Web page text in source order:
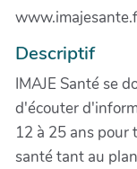
Descriptif
IMAJE Santé se
d'écouter
12 à 25 ans
santé tant au